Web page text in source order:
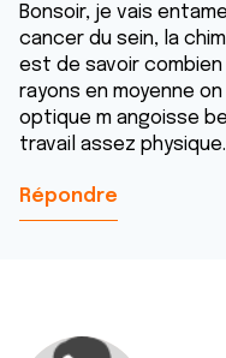
Bonsoir, je vais
cancer du sein, la
est de savoir
rayons en moyenne
optique m angoisse
travail assez
Répondre